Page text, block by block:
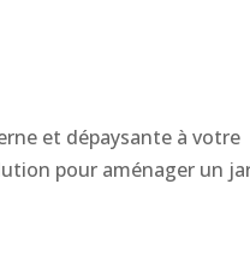
et dépaysante à votre
pour aménager un